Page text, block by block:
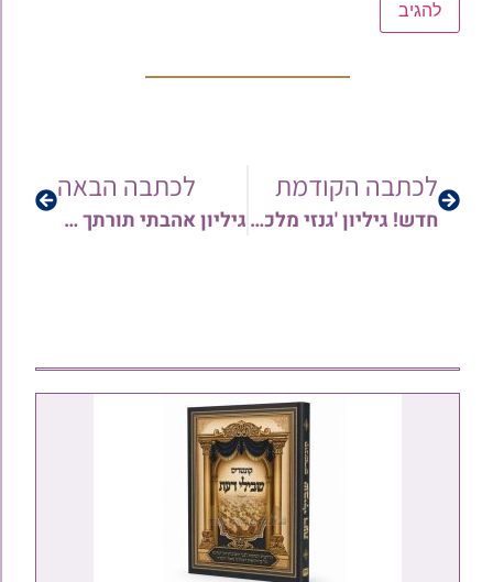
לכתבה הקודמת
חדש! גיליון 'גנזי מלכים' לפרשיות במדבר – נשא | גיליון חגיגי לרגל חג השבועות הבעל"ט | עובדות מיוחדות משולחנם של רבותינו לרגל קבלת התורה | שו"ת מרתק על התקופה ועוד
לכתבה הבאה
גיליון אהבתי תורתך מבית גליונות גנזי מלכים לרגל חג השבועות – מגזין תוכן מורחב בענייני מצות כתיבת ספר תורה ועוד